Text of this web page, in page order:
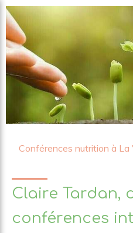
Conférences nutrition à
Claire Tardan,
conférences